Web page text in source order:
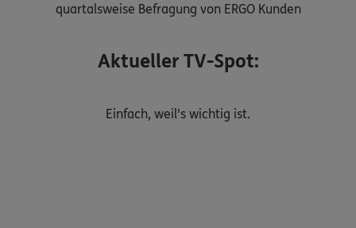
quartalsweise Befragung von ERGO Kunden
Aktueller TV-Spot:
Einfach, weil's wichtig ist.